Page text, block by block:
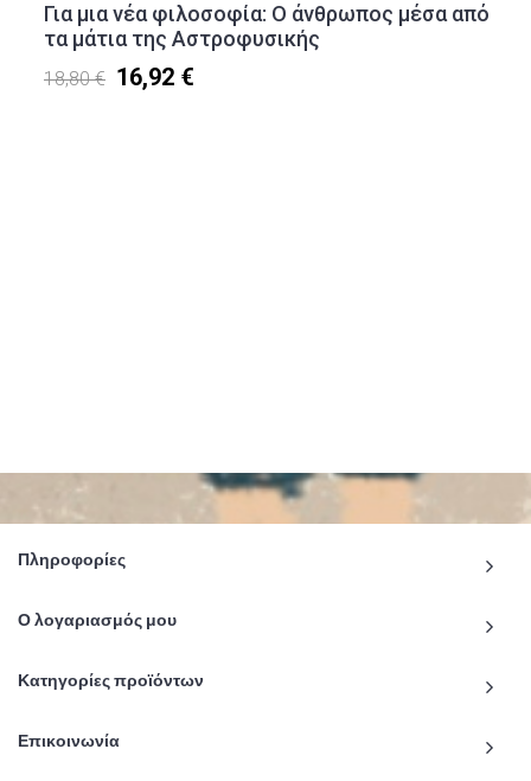
Για μια νέα φιλοσοφία: Ο άνθρωπος μέσα από
τα μάτια της Αστροφυσικής
18,80 € 16,92 €
Πληροφορίες
Ο λογαριασμός μου
Κατηγορίες προϊόντων
Επικοινωνία